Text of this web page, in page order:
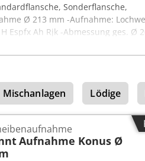
Sonderflansche,
Ø 213 mm -Aufnahme:
Espfx Ah Rjk -Abmessung ges. Ø
Mischanlagen Lödige
Aufnahme Konus Ø